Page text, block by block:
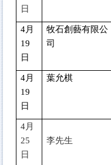
日
4月
19
日
牧石創藝有限公
司
4月
19
日
葉允棋
4月
25
日
李先生